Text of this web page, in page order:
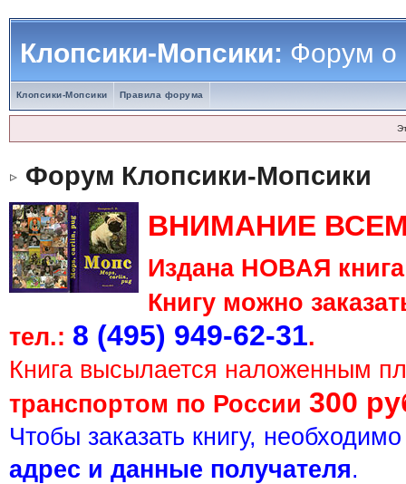
Клопсики-Мопсики:Форум о
Клопсики-Мопсики Правила форума
Форум Клопсики-Мопсики
ВНИМАНИЕ
Издана НОВАЯ
Книгу можно
тел.: 8 (495) 949-62-31.
Книга высылается наложенным
транспортом по России 300
Чтобы заказать книгу,
адрес и данные получателя.